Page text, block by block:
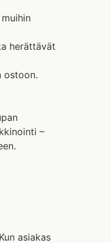
herättävät
ostoon.
–
asiakas